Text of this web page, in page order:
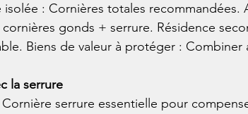
isolée : Cornières totales recommandées.
gonds + serrure. Résidence
Biens de valeur à protéger : Combiner
la serrure
serrure essentielle pour